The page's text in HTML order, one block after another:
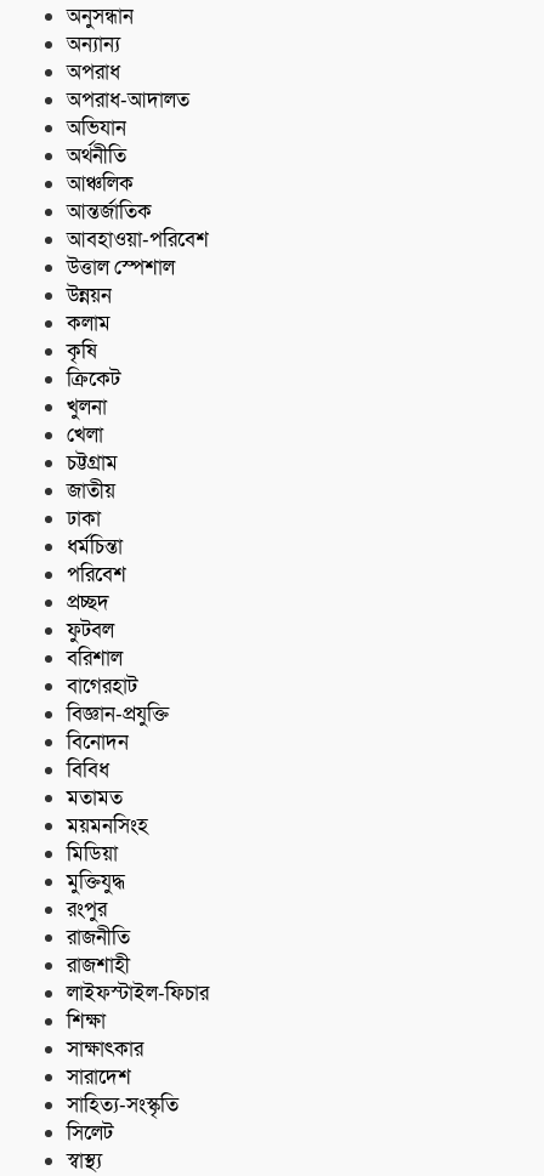
অনুসন্ধান
অন্যান্য
অপরাধ
অপরাধ-আদালত
অভিযান
অর্থনীতি
আঞ্চলিক
আন্তর্জাতিক
আবহাওয়া-পরিবেশ
উত্তাল স্পেশাল
উন্নয়ন
কলাম
কৃষি
ক্রিকেট
খুলনা
খেলা
চট্টগ্রাম
জাতীয়
ঢাকা
ধর্মচিন্তা
পরিবেশ
প্রচ্ছদ
ফুটবল
বরিশাল
বাগেরহাট
বিজ্ঞান-প্রযুক্তি
বিনোদন
বিবিধ
মতামত
ময়মনসিংহ
মিডিয়া
মুক্তিযুদ্ধ
রংপুর
রাজনীতি
রাজশাহী
লাইফস্টাইল-ফিচার
শিক্ষা
সাক্ষাৎকার
সারাদেশ
সাহিত্য-সংস্কৃতি
সিলেট
স্বাস্থ্য